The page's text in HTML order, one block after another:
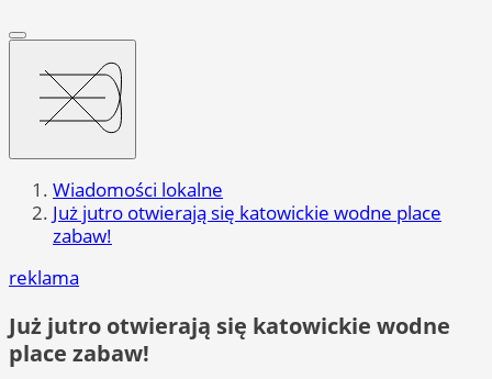
Wiadomości lokalne
Już jutro otwierają się katowickie wodne place
zabaw!
reklama
Już jutro otwierają się katowickie wodne
place zabaw!